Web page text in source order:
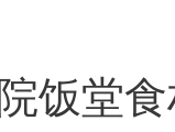
饭堂